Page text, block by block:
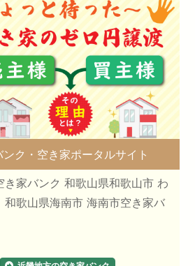
ク・空き家ポータルサイト
き家バンク 和歌山県和歌山市 わ
和歌山県海南市 海南市空き家バ